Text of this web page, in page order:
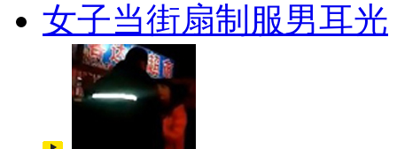
女子当街扇制服男耳光